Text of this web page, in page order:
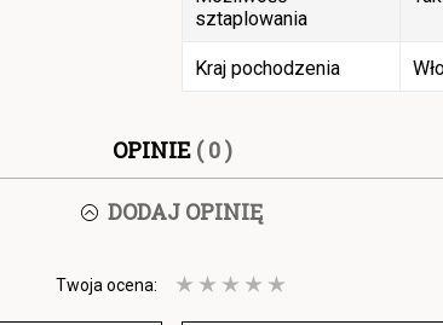
sztaplowania
Kraj pochodzenia
OPINIE ( 0 )
DODAJ OPINIĘ
Twoja ocena: